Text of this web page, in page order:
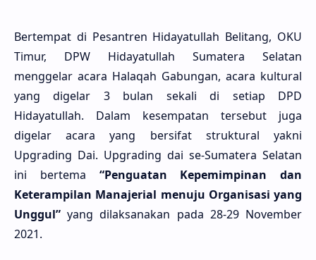
Bertempat di Pesantren Hidayatullah Belitang, OKU
Timur, DPW Hidayatullah Sumatera Selatan
menggelar acara Halaqah Gabungan, acara kultural
yang digelar 3 bulan sekali di setiap DPD
Hidayatullah. Dalam kesempatan tersebut juga
digelar acara yang bersifat struktural yakni
Upgrading Dai. Upgrading dai se-Sumatera Selatan
ini bertema “Penguatan Kepemimpinan dan
Keterampilan Manajerial menuju Organisasi yang
Unggul” yang dilaksanakan pada 28-29 November
2021.